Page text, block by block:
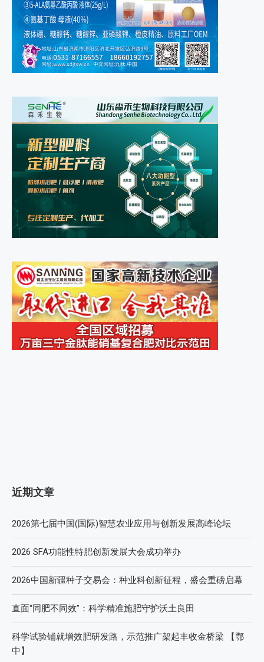
近期文章
2026第七届中国(国际)智慧农业应用与创新发展高峰论坛
2026 SFA功能性特肥创新发展大会成功举办
2026中国新疆种子交易会：种业科创新征程，盛会重磅启幕
直面“同肥不同效”：科学精准施肥守护沃土良田
科学试验铺就增效肥研发路，示范推广架起丰收金桥梁 【鄂
中】